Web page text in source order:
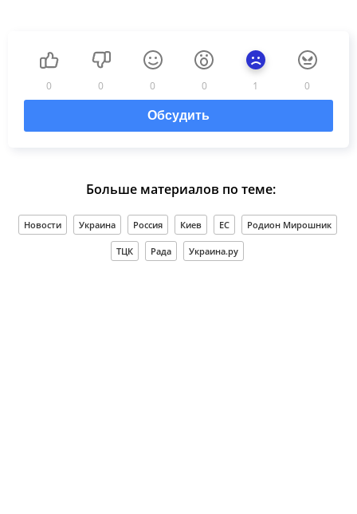
0 0 0 0 1 0
Обсудить
Больше материалов по теме:
Новости Украина Россия Киев ЕС Родион Мирошник
ТЦК Рада Украина.ру